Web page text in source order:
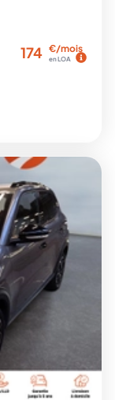
174 €/mois
en LOA